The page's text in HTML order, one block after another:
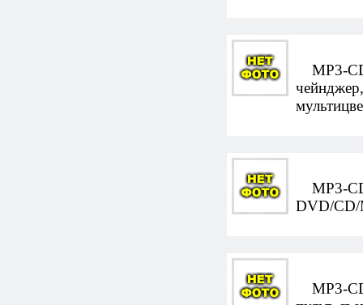
MP3-
MP3-
DVD/CD/
MP3-